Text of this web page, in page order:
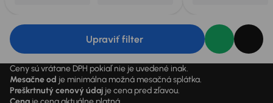
Upraviť filter
Ceny sú vrátane DPH pokiaľ nie je uvedené inak.
Mesačne od je minimálna možná mesačná splátka.
Preškrtnutý cenový údaj je cena pred zľavou.